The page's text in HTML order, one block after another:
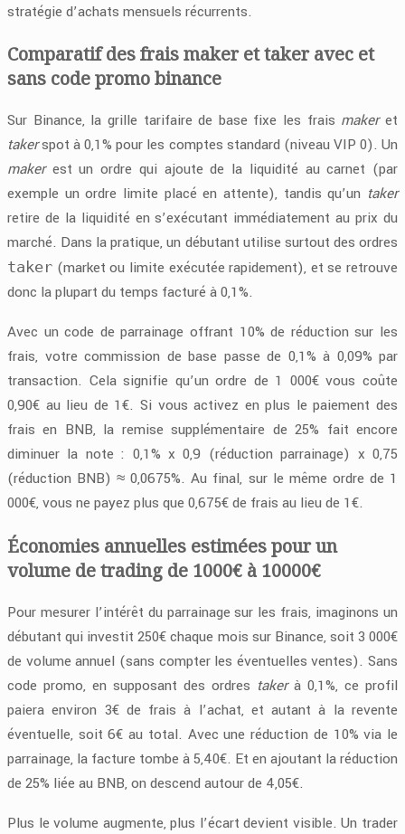
stratégie d’achats mensuels récurrents.
Comparatif des frais maker et taker avec et
sans code promo binance
Sur Binance, la grille tarifaire de base fixe les frais makeret
takerspot à 0,1% pour les comptes standard (niveau VIP 0). Un
makerest un ordre qui ajoute de la liquidité au carnet (par
exemple un ordre limite placé en attente), tandis qu’un taker
retire de la liquidité en s’exécutant immédiatement au prix du
marché. Dans la pratique, un débutant utilise surtout des ordres
taker (market ou limite exécutée rapidement), et se retrouve
donc la plupart du temps facturé à 0,1%.
Avec un code de parrainage offrant 10% de réduction sur les
frais, votre commission de base passe de 0,1% à 0,09% par
transaction. Cela signifie qu’un ordre de 1 000€ vous coûte
0,90€ au lieu de 1€. Si vous activez en plus le paiement des
frais en BNB, la remise supplémentaire de 25% fait encore
diminuer la note : 0,1% x 0,9 (réduction parrainage) x 0,75
(réduction BNB) ≈ 0,0675%. Au final, sur le même ordre de 1
000€, vous ne payez plus que 0,675€ de frais au lieu de 1€.
Économies annuelles estimées pour un
volume de trading de 1000€ à 10000€
Pour mesurer l’intérêt du parrainage sur les frais, imaginons un
débutant qui investit 250€ chaque mois sur Binance, soit 3 000€
de volume annuel (sans compter les éventuelles ventes). Sans
code promo, en supposant des ordres takerà 0,1%, ce profil
paiera environ 3€ de frais à l’achat, et autant à la revente
éventuelle, soit 6€ au total. Avec une réduction de 10% via le
parrainage, la facture tombe à 5,40€. Et en ajoutant la réduction
de 25% liée au BNB, on descend autour de 4,05€.
Plus le volume augmente, plus l’écart devient visible. Un trader